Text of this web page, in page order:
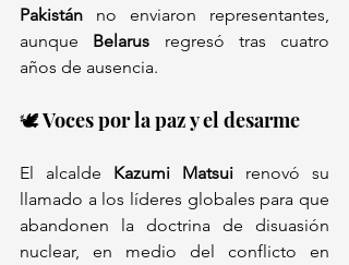
Pakistán no enviaron representantes,
aunque Belarus regresó tras cuatro
años de ausencia.
🕊️ Voces por la paz y el desarme
El alcalde Kazumi Matsui renovó su
llamado a los líderes globales para que
abandonen la doctrina de disuasión
nuclear, en medio del conflicto en